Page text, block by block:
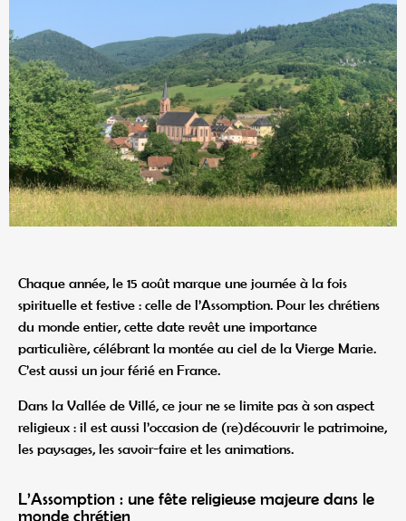
Chaque année, le 15 août marque une journée à la fois
spirituelle et festive : celle de l’Assomption. Pour les chrétiens
du monde entier, cette date revêt une importance
particulière, célébrant la montée au ciel de la Vierge Marie.
C’est aussi un jour férié en France.
Dans la Vallée de Villé, ce jour ne se limite pas à son aspect
religieux : il est aussi l’occasion de (re)découvrir le patrimoine,
les paysages, les savoir-faire et les animations.
L’Assomption : une fête religieuse majeure dans le
monde chrétien